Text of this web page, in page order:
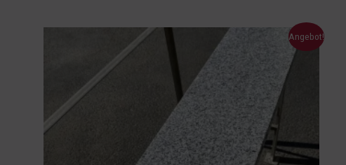
Angebot!
Ursprünglicher
110,00 €
Aktueller
Preis
55,00 €.